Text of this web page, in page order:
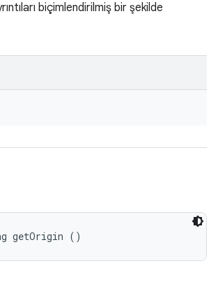
biçimlendirilmiş bir şekilde
getOrigin ()